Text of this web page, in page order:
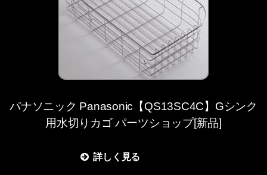
パナソニック Panasonic【QS13SC4C】Gシンク
用水切りカゴ パーツショップ[新品]
詳しく見る